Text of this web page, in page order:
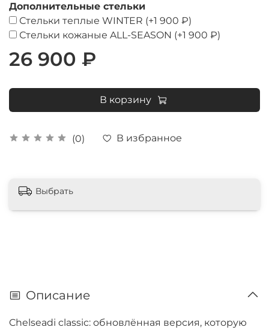
(0) В избранное
Дополнительные стельки
Стельки теплые WINTER (+1 900 ₽)
Стельки кожаные ALL-SEASON (+1 900 ₽)
26 900 ₽
В корзину
Выбрать
Описание
Chelseadi classic: обновлённая версия, которую